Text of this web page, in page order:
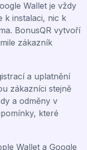
Wallet je vždy
k instalaci, nic k
BonusQR vytvoří
zákazník
a uplatnění
zákazníci stejně
a odměny v
které
Wallet a Google